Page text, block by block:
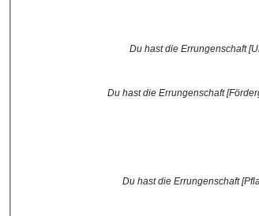
Du hast die Errungenschaft
Du hast die Errungenschaft
Du hast die Errungenschaft